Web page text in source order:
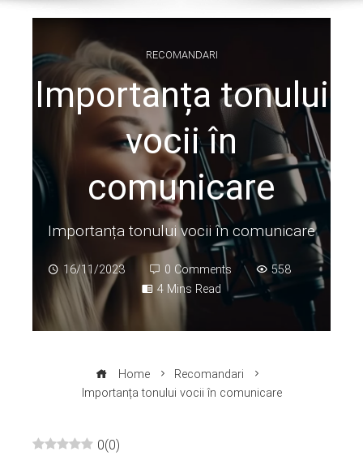
RECOMANDARI
Importanța tonului
vocii în
comunicare
Importanța tonului vocii în comunicare
16/11/2023 0 Comments
558
4 Mins Read
Home
Recomandari
Importanța tonului vocii în comunicare
0(0)